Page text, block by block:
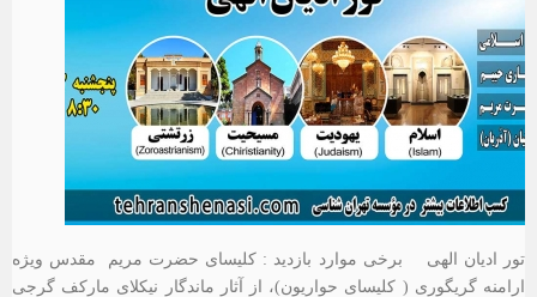
تور ادیان الهی برخی موارد بازدید : کلیسای حضرت مریم مقدس ویژه
ارامنه گریگوری ( کلیسای حواریون)، از آثار ماندگار نیکلای مارکف گرجی